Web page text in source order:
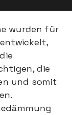
wurden für
die
und somit